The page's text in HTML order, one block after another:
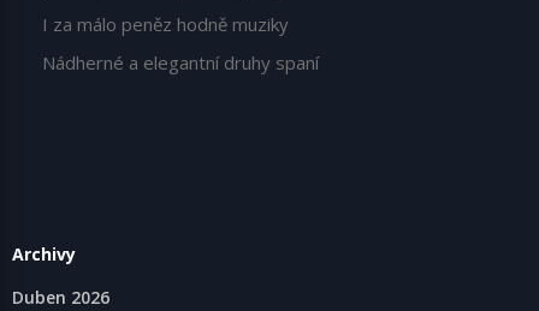
I za málo peněz hodně muziky
Nádherné a elegantní druhy spaní
Archivy
Duben 2026